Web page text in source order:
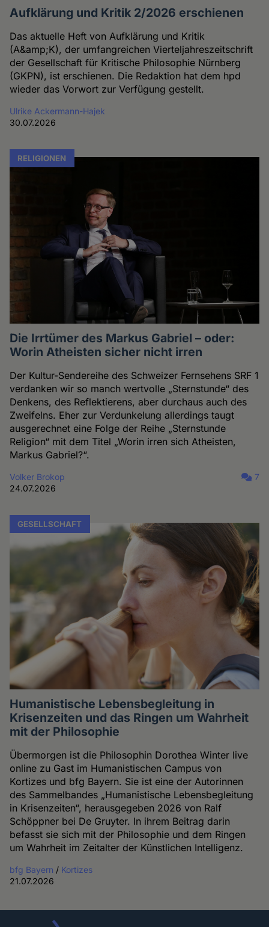
Aufklärung und Kritik 2/2026 erschienen
Das aktuelle Heft von Aufklärung und Kritik
(A&amp;K), der umfangreichen Vierteljahreszeitschrift
der Gesellschaft für Kritische Philosophie Nürnberg
(GKPN), ist erschienen. Die Redaktion hat dem hpd
wieder das Vorwort zur Verfügung gestellt.
Ulrike Ackermann-Hajek
30.07.2026
RELIGIONEN
Die Irrtümer des Markus Gabriel – oder:
Worin Atheisten sicher nicht irren
Der Kultur-Sendereihe des Schweizer Fernsehens SRF 1
verdanken wir so manch wertvolle „Sternstunde“ des
Denkens, des Reflektierens, aber durchaus auch des
Zweifelns. Eher zur Verdunkelung allerdings taugt
ausgerechnet eine Folge der Reihe „Sternstunde
Religion“ mit dem Titel „Worin irren sich Atheisten,
Markus Gabriel?“.
Volker Brokop
24.07.2026
7
GESELLSCHAFT
Humanistische Lebensbegleitung in
Krisenzeiten und das Ringen um Wahrheit
mit der Philosophie
Übermorgen ist die Philosophin Dorothea Winter live
online zu Gast im Humanistischen Campus von
Kortizes und bfg Bayern. Sie ist eine der Autorinnen
des Sammelbandes „Humanistische Lebensbegleitung
in Krisenzeiten“, herausgegeben 2026 von Ralf
Schöppner bei De Gruyter. In ihrem Beitrag darin
befasst sie sich mit der Philosophie und dem Ringen
um Wahrheit im Zeitalter der Künstlichen Intelligenz.
bfg Bayern / Kortizes
21.07.2026